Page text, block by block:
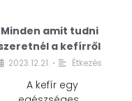
Minden amit tudni
a kefírről
2023.12.21. • Étkezés
A kefír egy